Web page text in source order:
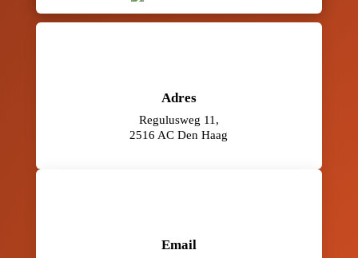
Adres
Regulusweg 11,
2516 AC Den Haag
Email